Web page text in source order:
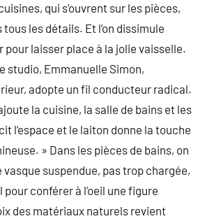
qui s’ouvrent sur les pièces,
les détails. Et l’on dissimule
pour laisser place à la jolie vaisselle.
studio, Emmanuelle Simon,
adopte un fil conducteur radical.
la cuisine, la salle de bains et les
l’espace et le laiton donne la touche
» Dans les pièces de bains, on
vasque suspendue, pas trop chargée,
conférer à l’oeil une figure
des matériaux naturels revient